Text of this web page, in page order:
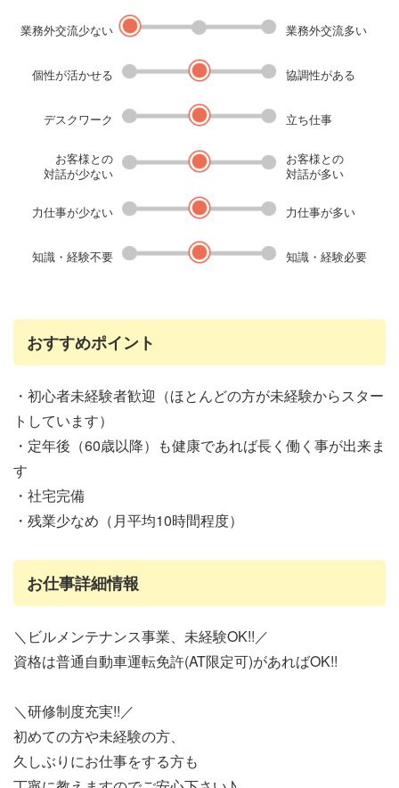
業務外交流少ない 業務外交流多い
個性が活かせる 協調性がある
デスクワーク 立ち仕事
お客様との
対話が少ない
お客様との
対話が多い
力仕事が少ない 力仕事が多い
知識・経験不要 知識・経験必要
おすすめポイント
・初心者未経験者歓迎（ほとんどの方が未経験からスター
トしています）
・定年後（60歳以降）も健康であれば長く働く事が出来ま
す
・社宅完備
・残業少なめ（月平均10時間程度）
お仕事詳細情報
＼ビルメンテナンス事業、未経験OK!!／
資格は普通自動車運転免許(AT限定可)があればOK!!
＼研修制度充実!!／
初めての方や未経験の方、
久しぶりにお仕事をする方も